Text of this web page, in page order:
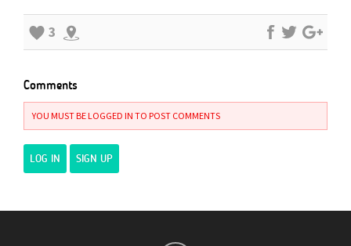
3
Comments
YOU MUST BE LOGGED IN TO POST COMMENTS
LOG IN SIGN UP